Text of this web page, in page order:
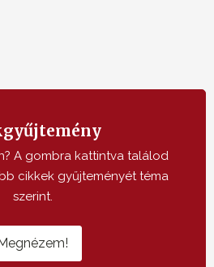
A gombra kattintva találod
cikkek gyűjteményét téma
szerint.